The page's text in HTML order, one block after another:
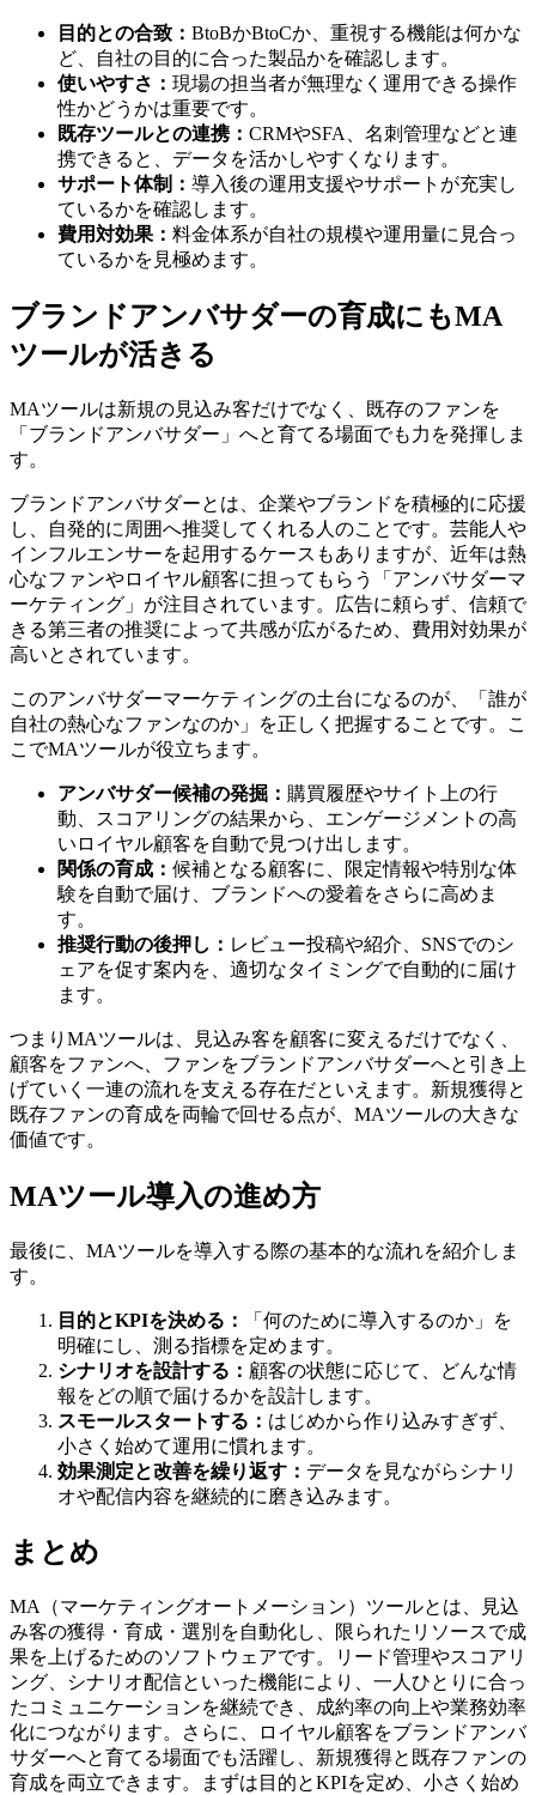
目的との合致： BtoBかBtoCか、重視する機能は何かな
ど、自社の目的に合った製品かを確認します。
使いやすさ： 現場の担当者が無理なく運用できる操作
性かどうかは重要です。
既存ツールとの連携： CRMやSFA、名刺管理などと連
携できると、データを活かしやすくなります。
サポート体制： 導入後の運用支援やサポートが充実し
ているかを確認します。
費用対効果： 料金体系が自社の規模や運用量に見合っ
ているかを見極めます。
ブランドアンバサダーの育成にもMA
ツールが活きる
MAツールは新規の見込み客だけでなく、既存のファンを
「ブランドアンバサダー」へと育てる場面でも力を発揮しま
す。
ブランドアンバサダーとは、企業やブランドを積極的に応援
し、自発的に周囲へ推奨してくれる人のことです。芸能人や
インフルエンサーを起用するケースもありますが、近年は熱
心なファンやロイヤル顧客に担ってもらう「アンバサダーマ
ーケティング」が注目されています。広告に頼らず、信頼で
きる第三者の推奨によって共感が広がるため、費用対効果が
高いとされています。
このアンバサダーマーケティングの土台になるのが、「誰が
自社の熱心なファンなのか」を正しく把握することです。こ
こでMAツールが役立ちます。
アンバサダー候補の発掘： 購買履歴やサイト上の行
動、スコアリングの結果から、エンゲージメントの高
いロイヤル顧客を自動で見つけ出します。
関係の育成： 候補となる顧客に、限定情報や特別な体
験を自動で届け、ブランドへの愛着をさらに高めま
す。
推奨行動の後押し： レビュー投稿や紹介、SNSでのシ
ェアを促す案内を、適切なタイミングで自動的に届け
ます。
つまりMAツールは、見込み客を顧客に変えるだけでなく、
顧客をファンへ、ファンをブランドアンバサダーへと引き上
げていく一連の流れを支える存在だといえます。新規獲得と
既存ファンの育成を両輪で回せる点が、MAツールの大きな
価値です。
MAツール導入の進め方
最後に、MAツールを導入する際の基本的な流れを紹介しま
す。
目的とKPIを決める：
「何のために導入するのか」を
明確にし、測る指標を定めます。
シナリオを設計する： 顧客の状態に応じて、どんな情
報をどの順で届けるかを設計します。
スモールスタートする： はじめから作り込みすぎず、
小さく始めて運用に慣れます。
効果測定と改善を繰り返す： データを見ながらシナリ
オや配信内容を継続的に磨き込みます。
まとめ
MA（マーケティングオートメーション）ツールとは、見込
み客の獲得・育成・選別を自動化し、限られたリソースで成
果を上げるためのソフトウェアです。リード管理やスコアリ
ング、シナリオ配信といった機能により、一人ひとりに合っ
たコミュニケーションを継続でき、成約率の向上や業務効率
化につながります。さらに、ロイヤル顧客をブランドアンバ
サダーへと育てる場面でも活躍し、新規獲得と既存ファンの
育成を両立できます。まずは目的とKPIを定め、小さく始め